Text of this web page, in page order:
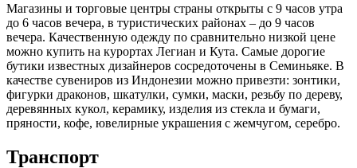
Магазины и торговые центры страны открыты с 9 часов утра
до 6 часов вечера, в туристических районах – до 9 часов
вечера. Качественную одежду по сравнительно низкой цене
можно купить на курортах Легиан и Кута. Самые дорогие
бутики известных дизайнеров сосредоточены в Семиньяке. В
качестве сувениров из Индонезии можно привезти: зонтики,
фигурки драконов, шкатулки, сумки, маски, резьбу по дереву,
деревянных кукол, керамику, изделия из стекла и бумаги,
пряности, кофе, ювелирные украшения с жемчугом, серебро.
Транспорт